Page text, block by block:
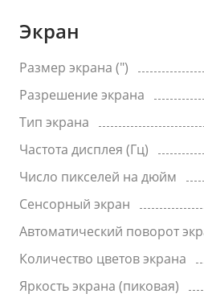
Экран
Размер экрана (")
Разрешение экрана
Тип экрана
Частота дисплея (Гц)
Число пикселей на дюйм
Сенсорный экран
Автоматический поворот
Количество цветов экрана
Яркость экрана (пиковая)